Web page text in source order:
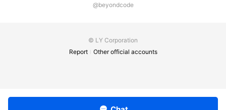
@beyondcode
© LY Corporation
Report
Other official accounts